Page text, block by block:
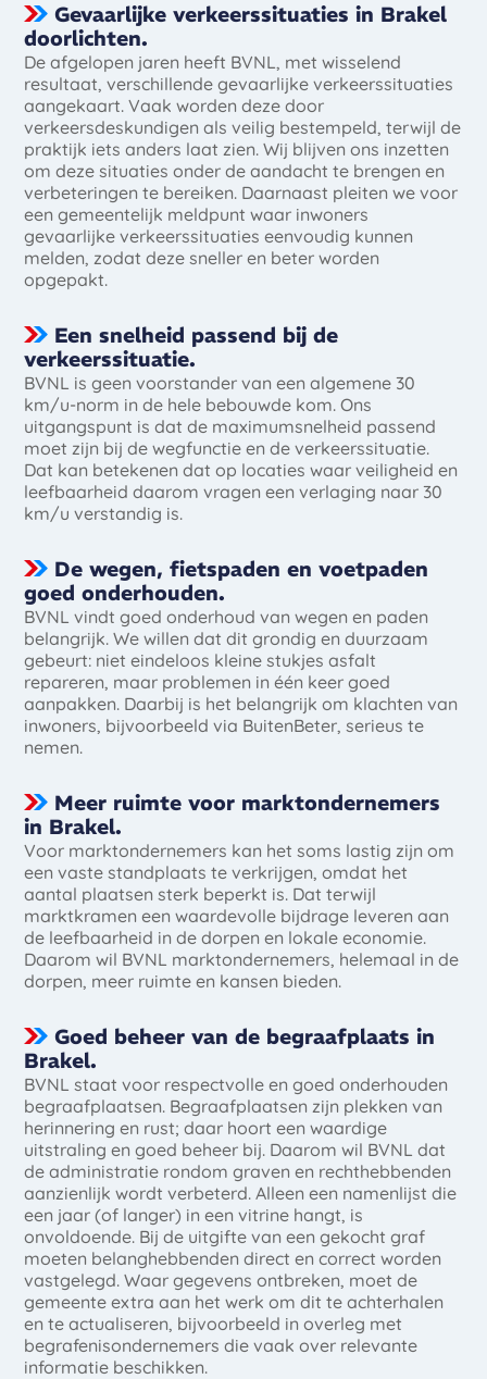
Gevaarlijke verkeerssituaties in Brakel
doorlichten.
De afgelopen jaren heeft BVNL, met wisselend
resultaat, verschillende gevaarlijke verkeerssituaties
aangekaart. Vaak worden deze door
verkeersdeskundigen als veilig bestempeld, terwijl de
praktijk iets anders laat zien. Wij blijven ons inzetten
om deze situaties onder de aandacht te brengen en
verbeteringen te bereiken. Daarnaast pleiten we voor
een gemeentelijk meldpunt waar inwoners
gevaarlijke verkeerssituaties eenvoudig kunnen
melden, zodat deze sneller en beter worden
opgepakt.
Een snelheid passend bij de
verkeerssituatie.
BVNL is geen voorstander van een algemene 30
km/u-norm in de hele bebouwde kom. Ons
uitgangspunt is dat de maximumsnelheid passend
moet zijn bij de wegfunctie en de verkeerssituatie.
Dat kan betekenen dat op locaties waar veiligheid en
leefbaarheid daarom vragen een verlaging naar 30
km/u verstandig is.
De wegen, fietspaden en voetpaden
goed onderhouden.
BVNL vindt goed onderhoud van wegen en paden
belangrijk. We willen dat dit grondig en duurzaam
gebeurt: niet eindeloos kleine stukjes asfalt
repareren, maar problemen in één keer goed
aanpakken. Daarbij is het belangrijk om klachten van
inwoners, bijvoorbeeld via BuitenBeter, serieus te
nemen.
Meer ruimte voor marktondernemers
in Brakel.
Voor marktondernemers kan het soms lastig zijn om
een vaste standplaats te verkrijgen, omdat het
aantal plaatsen sterk beperkt is. Dat terwijl
marktkramen een waardevolle bijdrage leveren aan
de leefbaarheid in de dorpen en lokale economie.
Daarom wil BVNL marktondernemers, helemaal in de
dorpen, meer ruimte en kansen bieden.
Goed beheer van de begraafplaats in
Brakel.
BVNL staat voor respectvolle en goed onderhouden
begraafplaatsen. Begraafplaatsen zijn plekken van
herinnering en rust; daar hoort een waardige
uitstraling en goed beheer bij. Daarom wil BVNL dat
de administratie rondom graven en rechthebbenden
aanzienlijk wordt verbeterd. Alleen een namenlijst die
een jaar (of langer) in een vitrine hangt, is
onvoldoende. Bij de uitgifte van een gekocht graf
moeten belanghebbenden direct en correct worden
vastgelegd. Waar gegevens ontbreken, moet de
gemeente extra aan het werk om dit te achterhalen
en te actualiseren, bijvoorbeeld in overleg met
begrafenisondernemers die vaak over relevante
informatie beschikken.